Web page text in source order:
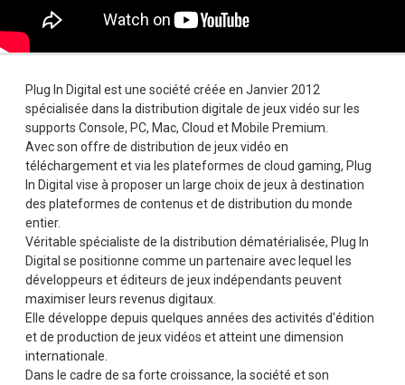
Plug In Digital est une société créée en Janvier 2012
spécialisée dans la distribution digitale de jeux vidéo sur les
supports Console, PC, Mac, Cloud et Mobile Premium.
Avec son offre de distribution de jeux vidéo en
téléchargement et via les plateformes de cloud gaming, Plug
In Digital vise à proposer un large choix de jeux à destination
des plateformes de contenus et de distribution du monde
entier.
Véritable spécialiste de la distribution dématérialisée, Plug In
Digital se positionne comme un partenaire avec lequel les
développeurs et éditeurs de jeux indépendants peuvent
maximiser leurs revenus digitaux.
Elle développe depuis quelques années des activités d'édition
et de production de jeux vidéos et atteint une dimension
internationale.
Dans le cadre de sa forte croissance, la société et son